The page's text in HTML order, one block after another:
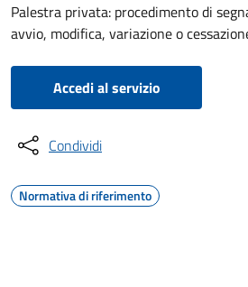
Palestra privata: procedimento di
avvio, modifica, variazione o
Accedi al servizio
Condividi
Normativa di riferimento